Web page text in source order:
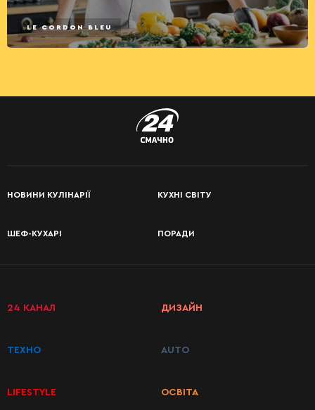
LE CORDON BLEU
НОВИНИ КУЛІНАРІЇ КУХНІ СВІТУ
ШЕФ-КУХАРІ ПОРАДИ
24 КАНАЛ
ТЕХНО
LIFESTYLE
ДИЗАЙН
AUTO
ОСВІТА